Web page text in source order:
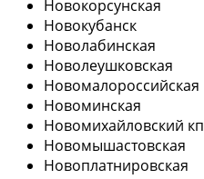
Новокорсунская
Новокубанск
Новолабинская
Новолеушковская
Новомалороссийская
Новоминская
Новомихайловский кп
Новомышастовская
Новоплатнировская